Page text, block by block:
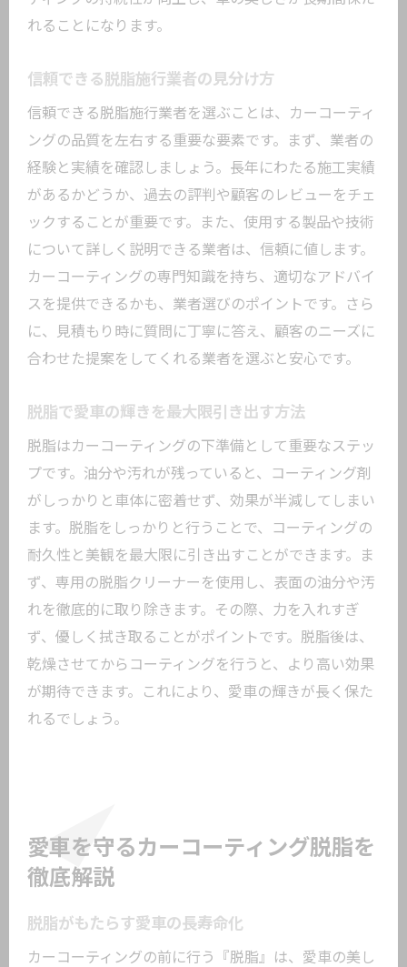
て方
テナンス
カーコーティング脱脂で愛車を美しく保つた
めのヒント
脱脂がもたらす愛車の魅力アップ法
日常的にできる脱脂ケアの方法
東京都大田区で実践されている脱脂テク
ニック
脱脂と洗車のベストプラクティス
脱脂を活用した美観維持の工夫
れることになります。
信頼できる脱脂施行業者の見分け方
信頼できる脱脂施行業者を選ぶことは、カーコーティ
ングの品質を左右する重要な要素です。まず、業者の
経験と実績を確認しましょう。長年にわたる施工実績
があるかどうか、過去の評判や顧客のレビューをチェ
ックすることが重要です。また、使用する製品や技術
について詳しく説明できる業者は、信頼に値します。
カーコーティングの専門知識を持ち、適切なアドバイ
スを提供できるかも、業者選びのポイントです。さら
に、見積もり時に質問に丁寧に答え、顧客のニーズに
合わせた提案をしてくれる業者を選ぶと安心です。
脱脂で愛車の輝きを最大限引き出す方法
脱脂はカーコーティングの下準備として重要なステッ
プです。油分や汚れが残っていると、コーティング剤
がしっかりと車体に密着せず、効果が半減してしまい
ます。脱脂をしっかりと行うことで、コーティングの
耐久性と美観を最大限に引き出すことができます。ま
ず、専用の脱脂クリーナーを使用し、表面の油分や汚
れを徹底的に取り除きます。その際、力を入れすぎ
ず、優しく拭き取ることがポイントです。脱脂後は、
乾燥させてからコーティングを行うと、より高い効果
が期待できます。これにより、愛車の輝きが長く保た
れるでしょう。
愛車を守るカーコーティング脱脂を
徹底解説
脱脂がもたらす愛車の長寿命化
カーコーティングの前に行う『脱脂』は、愛車の美し